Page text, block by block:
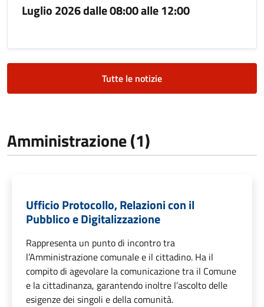
Luglio 2026 dalle 08:00 alle 12:00
Tutte le notizie
Amministrazione (1)
Ufficio Protocollo, Relazioni con il
Pubblico e Digitalizzazione
Rappresenta un punto di incontro tra
l’Amministrazione comunale e il cittadino. Ha il
compito di agevolare la comunicazione tra il Comune
e la cittadinanza, garantendo inoltre l’ascolto delle
esigenze dei singoli e della comunità.